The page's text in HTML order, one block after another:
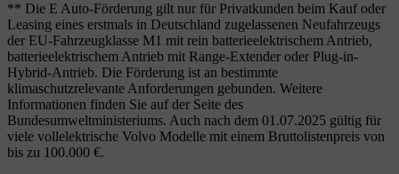
** Die E Auto-Förderung gilt nur für Privatkunden beim Kauf oder
Leasing eines erstmals in Deutschland zugelassenen Neufahrzeugs
der EU-Fahrzeugklasse M1 mit rein batterieelektrischem Antrieb,
batterieelektrischem Antrieb mit Range-Extender oder Plug-in-
Hybrid-Antrieb. Die Förderung ist an bestimmte
klimaschutzrelevante Anforderungen gebunden. Weitere
Informationen finden Sie auf der Seite des
Bundesumweltministeriums. Auch nach dem 01.07.2025 gültig für
viele vollelektrische Volvo Modelle mit einem Bruttolistenpreis von
bis zu 100.000 €.